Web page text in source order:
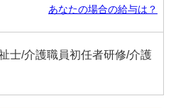
あなたの場合の給与は？
士/介護職員初任者研修/介護